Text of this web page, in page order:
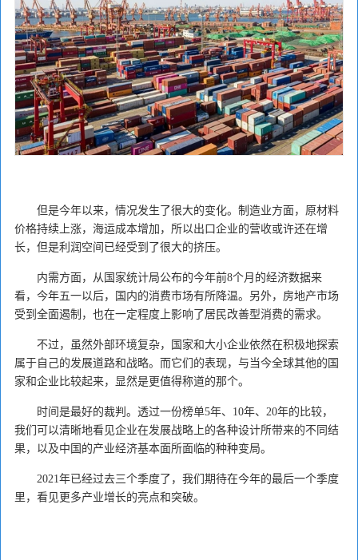
但是今年以来，情况发生了很大的变化。制造业方面，原材料
价格持续上涨，海运成本增加，所以出口企业的营收或许还在增
长，但是利润空间已经受到了很大的挤压。
内需方面，从国家统计局公布的今年前8个月的经济数据来
看，今年五一以后，国内的消费市场有所降温。另外，房地产市场
受到全面遏制，也在一定程度上影响了居民改善型消费的需求。
不过，虽然外部环境复杂，国家和大小企业依然在积极地探索
属于自己的发展道路和战略。而它们的表现，与当今全球其他的国
家和企业比较起来，显然是更值得称道的那个。
时间是最好的裁判。透过一份榜单5年、10年、20年的比较，
我们可以清晰地看见企业在发展战略上的各种设计所带来的不同结
果，以及中国的产业经济基本面所面临的种种变局。
2021年已经过去三个季度了，我们期待在今年的最后一个季度
里，看见更多产业增长的亮点和突破。